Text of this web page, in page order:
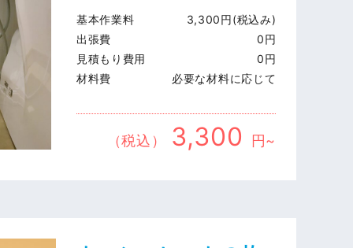
基本作業料
3,300円(税込み)
出張費
0円
見積もり費用
0円
材料費
必要な材料に応じて
（税込） 3,300 円~